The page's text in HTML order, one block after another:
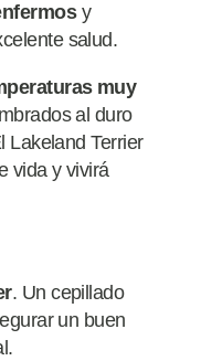
y
salud.
muy
al duro
Lakeland Terrier
vida y vivirá
. Un cepillado
un buen